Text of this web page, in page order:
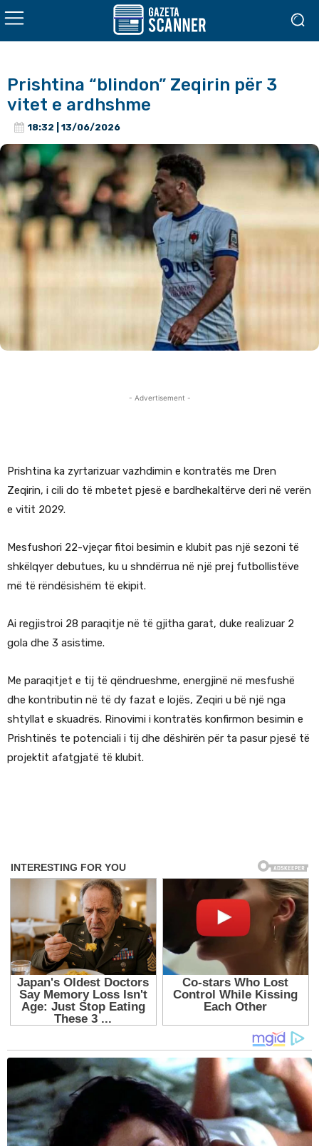
Prishtina “blindon” Zeqirin për 3
vitet e ardhshme
18:32 | 13/06/2026
- Advertisement -
Prishtina ka zyrtarizuar vazhdimin e kontratës me Dren
Zeqirin, i cili do të mbetet pjesë e bardhekaltërve deri në verën
e vitit 2029.
Mesfushori 22-vjeçar fitoi besimin e klubit pas një sezoni të
shkëlqyer debutues, ku u shndërrua në një prej futbollistëve
më të rëndësishëm të ekipit.
Ai regjistroi 28 paraqitje në të gjitha garat, duke realizuar 2
gola dhe 3 asistime.
Me paraqitjet e tij të qëndrueshme, energjinë në mesfushë
dhe kontributin në të dy fazat e lojës, Zeqiri u bë një nga
shtyllat e skuadrës. Rinovimi i kontratës konfirmon besimin e
Prishtinës te potenciali i tij dhe dëshirën për ta pasur pjesë të
projektit afatgjatë të klubit.